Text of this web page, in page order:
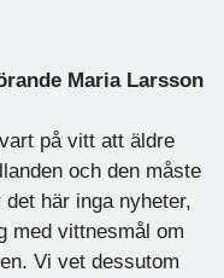
Maria Larsson
på vitt att äldre
och den måste
här inga nyheter,
med vittnesmål om
Vi vet dessutom